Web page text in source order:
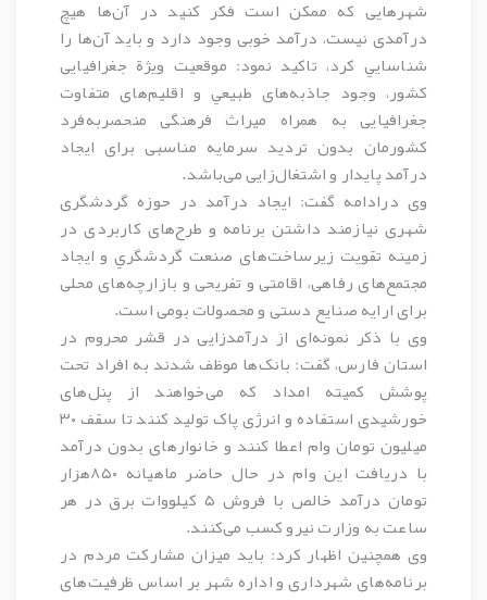
شهرهایی که ممکن است فکر ‌کنید در آن‌ها هیچ
درآمدی نیست، درآمد خوبی وجود دارد و باید آن‌ها را
شناسايي کرد، تاكيد نمود: موقعيت ويژة جغرافيايی
كشور، وجود جاذبه‌های طبيعي و اقلیم‌های متفاوت
جغرافيايی به همراه ميراث فرهنگی منحصربه‌فرد
کشورمان بدون تردید سرمايه مناسبی برای ایجاد
درآمد پایدار و اشتغال‌زایی می‌باشد.
وی درادامه گفت: ایجاد درآمد در حوزه گردشگری
شهری نیازمند داشتن برنامه و طرح‌های کاربردی در
زمینه تقویت زيرساخت‌های صنعت گردشگري و ايجاد
مجتمع‌های رفاهی، اقامتی و تفريحی و بازارچه‌های محلی
برای ارایه صنایع دستی و محصولات بومی است.
وی با ذکر نمونه‌ای از درآمدزایی در قشر محروم در
استان فارس، گفت: بانک‌ها موظف شدند به افراد تحت
پوشش کمیته امداد که می‌خواهند از پنل‌های
خورشیدی استفاده و انرژی پاک تولید کنند تا سقف ۳۰
میلیون تومان وام اعطا کنند و خانوارهای بدون درآمد
با دریافت این وام در حال حاضر ماهیانه ۸۵۰هزار
تومان درآمد خالص با فروش ۵ کیلووات برق در هر
ساعت به وزارت نیرو کسب می‌کنند.
وی همچنین اظهار کرد: باید میزان مشارکت مردم در
برنامه‌های شهرداری و اداره شهر بر اساس ظرفيت‌های